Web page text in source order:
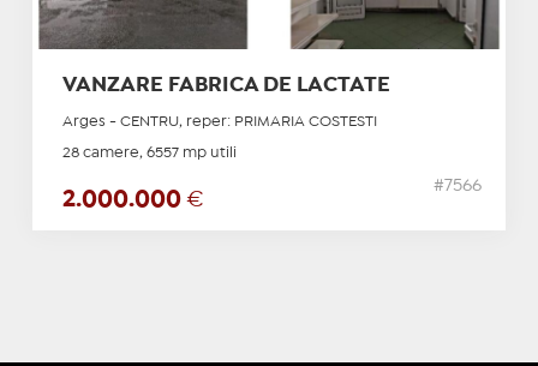
VANZARE FABRICA DE LACTATE
Arges - CENTRU, reper: PRIMARIA COSTESTI
28 camere, 6557 mp utili
2.000.000 €
#7566